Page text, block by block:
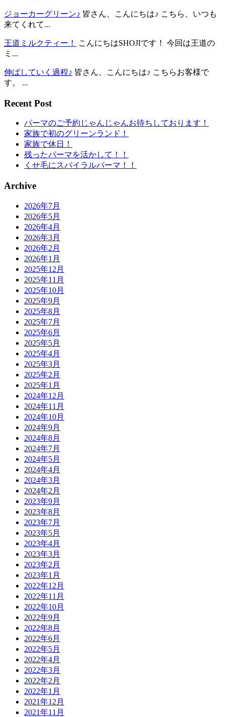
ジョーカーグリーン♪ 皆さん、こんにちは♪ こちら、いつも
来てくれて...
王道ミルクティー！
こんにちはSHOJIです！ 今回は王道の
ミ...
伸ばしていく過程♪ 皆さん、こんにちは♪ こちらお客様で
す。 ...
Recent Post
パーマのご予約じゃんじゃんお待ちしております！
家族で初のグリーンランド！
家族で休日！
残ったパーマを活かして！！
くせ毛にスパイラルパーマ！！
Archive
2026年7月
2026年5月
2026年4月
2026年3月
2026年2月
2026年1月
2025年12月
2025年11月
2025年10月
2025年9月
2025年8月
2025年7月
2025年6月
2025年5月
2025年4月
2025年3月
2025年2月
2025年1月
2024年12月
2024年11月
2024年10月
2024年9月
2024年8月
2024年7月
2024年5月
2024年4月
2024年3月
2024年2月
2023年9月
2023年8月
2023年7月
2023年5月
2023年4月
2023年3月
2023年2月
2023年1月
2022年12月
2022年11月
2022年10月
2022年9月
2022年8月
2022年6月
2022年5月
2022年4月
2022年3月
2022年2月
2022年1月
2021年12月
2021年11月